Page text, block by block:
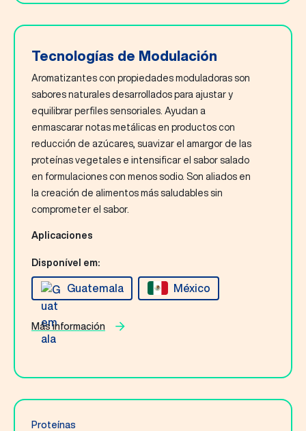
Tecnologías de Modulación
Aromatizantes con propiedades moduladoras son
sabores naturales desarrollados para ajustar y
equilibrar perfiles sensoriales. Ayudan a
enmascarar notas metálicas en productos con
reducción de azúcares, suavizar el amargor de las
proteínas vegetales e intensificar el sabor salado
en formulaciones con menos sodio. Son aliados en
la creación de alimentos más saludables sin
comprometer el sabor.
Aplicaciones
Disponível em:
Guatemala México
Más información
Proteínas